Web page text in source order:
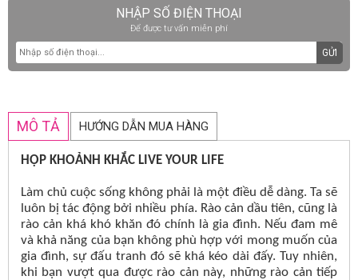
NHẬP SỐ ĐIỆN THOẠI
Để được tư vấn miễn phí
GỬI
MÔ TẢ HƯỚNG DẪN MUA HÀNG
HỘP KHOẢNH KHẮC LIVE YOUR LIFE
Làm chủ cuộc sống không phải là một điều dễ dàng. Ta sẽ
luôn bị tác động bởi nhiều phía. Rào cản dầu tiên, cũng là
rào cản khá khó khăn đó chính là gia đình. Nếu đam mê
và khả năng của bạn không phù hợp với mong muốn của
gia đình, sự đấu tranh đó sẽ khá kéo dài đấy. Tuy nhiên,
khi bạn vượt qua được rào cản này, những rào cản tiếp